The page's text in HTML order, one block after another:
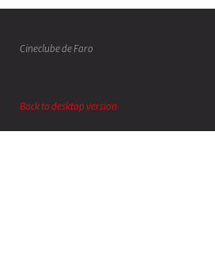
Cineclube de Faro
Back to desktop version